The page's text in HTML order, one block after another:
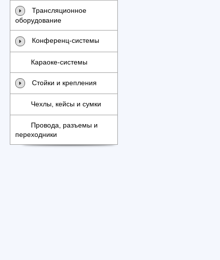
Трансляционное
оборудование
Конференц-системы
Караоке-системы
Стойки и крепления
Чехлы, кейсы и сумки
Провода, разъемы и
переходники